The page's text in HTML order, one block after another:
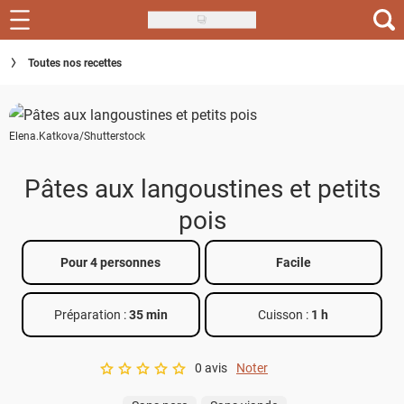
Skip
to
main
Recettes
Inspirations
Conseils
Menu de la semaine
Téléchargez l'app Saveurs Recettes
Index des recettes
Guide d'achat
Toutes nos recettes
Elena.Katkova/Shutterstock
Pâtes aux langoustines et petits
pois
Pour 4 personnes Facile
Préparation :35 min Cuisson : 1 h
A star rating of 0 out of 5.
0 avis Noter